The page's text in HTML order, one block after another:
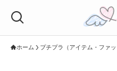
ホーム プチプラ（アイテム・ファッ